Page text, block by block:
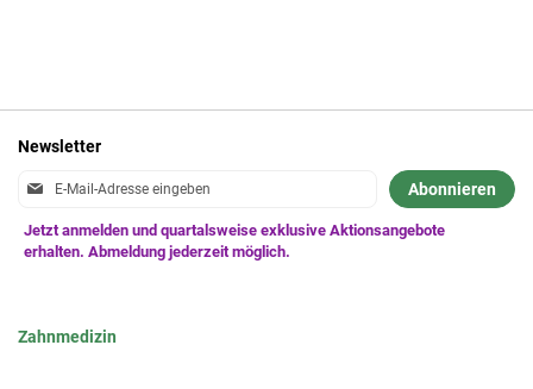
Newsletter
Anmeldung
Newsletter:
Abonnieren
Zahnmedizin